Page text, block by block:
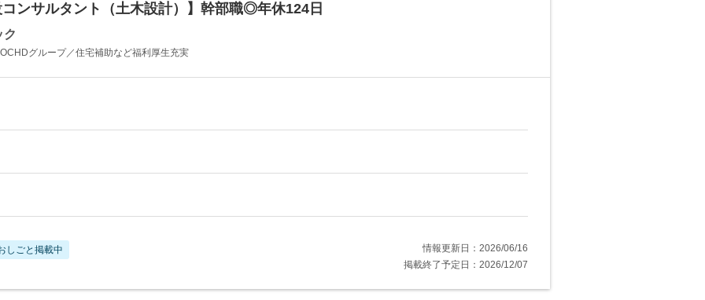
ンサルタント（土木設計）】幹部職◎年休124日
ク
グループ／住宅補助など福利厚生充実
しごと掲載中
情報更新日：2026/06/16
掲載終了予定日：2026/12/07